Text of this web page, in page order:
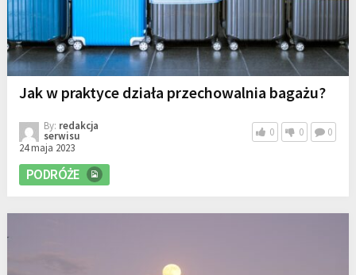
Jak w praktyce działa przechowalnia bagażu?
By: redakcja
serwisu
24 maja 2023
0 0 0
PODRÓŻE